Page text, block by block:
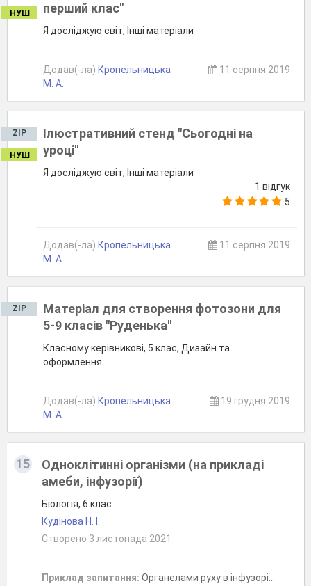
НУШ
перший клас"
Я досліджую світ, Інші матеріали
Додав(-ла) Кропельницька
М. А.
11 серпня 2019
ZIP
НУШ
Ілюстративний стенд "Сьогодні на
уроці"
Я досліджую світ, Інші матеріали
1 відгук
5
Додав(-ла) Кропельницька
М. А.
11 серпня 2019
ZIP
Матеріал для створення фотозони для
5-9 класів "Руденька"
Класному керівникові, 5 клас, Дизайн та
оформлення
Додав(-ла) Кропельницька
М. А.
19 грудня 2019
15
Одноклітинні організми (на прикладі
амеби, інфузорії)
Біологія, 6 клас
Кудінова Н. І.
Створено 3 листопада 2021
Приклад запитання: Органелами руху в інфузорії туфельки є...